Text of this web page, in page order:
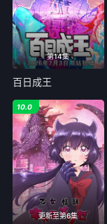
第14集
百日成王
更新至第6集
10.0